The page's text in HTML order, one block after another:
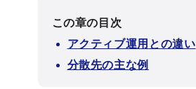
この章の目次
アクティブ運用との違い
分散先の主な例